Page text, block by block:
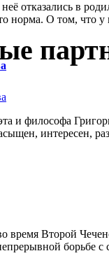
отказались в
норма. О том, что у
и философа
интересен,
время Второй
борьбе с